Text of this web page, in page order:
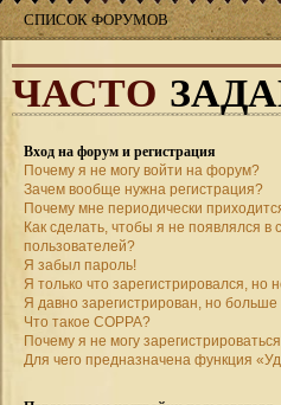
СПИСОК ФОРУМОВ
ЧАСТО
Вход на форум и регистрация
Почему я не могу войти на форум?
Зачем вообще нужна регистрация?
Почему мне периодически
Как сделать, чтобы я не появлялся в
пользователей?
Я забыл пароль!
Я только что зарегистрировался, но
Я давно зарегистрирован, но больше
Что такое COPPA?
Почему я не могу
Для чего предназначена функция